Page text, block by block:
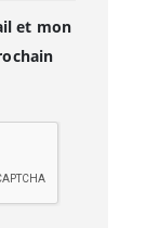
et mon